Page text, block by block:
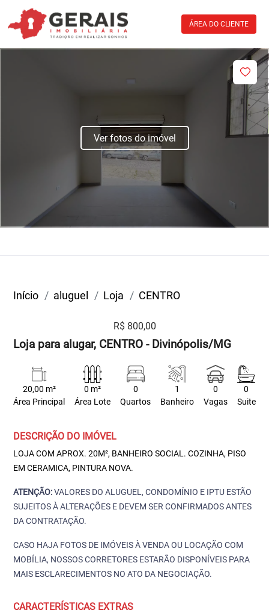
ÁREA DO CLIENTE
Ver fotos do imóvel
Início aluguel Loja CENTRO
R$ 800,00
Loja para alugar, CENTRO - Divinópolis/MG
20,00 m²
Área Principal
0 m²
Área Lote
0
Quartos
1
Banheiro
0
Vagas
0
Suite
DESCRIÇÃO DO IMÓVEL
LOJA COM APROX. 20M², BANHEIRO SOCIAL. COZINHA, PISO
EM CERAMICA, PINTURA NOVA.
ATENÇÃO:VALORES DO ALUGUEL, CONDOMÍNIO E IPTU ESTÃO
SUJEITOS À ALTERAÇÕES E DEVEM SER CONFIRMADOS ANTES
DA CONTRATAÇÃO.
CASO HAJA FOTOS DE IMÓVEIS À VENDA OU LOCAÇÃO COM
MOBÍLIA, NOSSOS CORRETORES ESTARÃO DISPONÍVEIS PARA
MAIS ESCLARECIMENTOS NO ATO DA NEGOCIAÇÃO.
CARACTERÍSTICAS EXTRAS